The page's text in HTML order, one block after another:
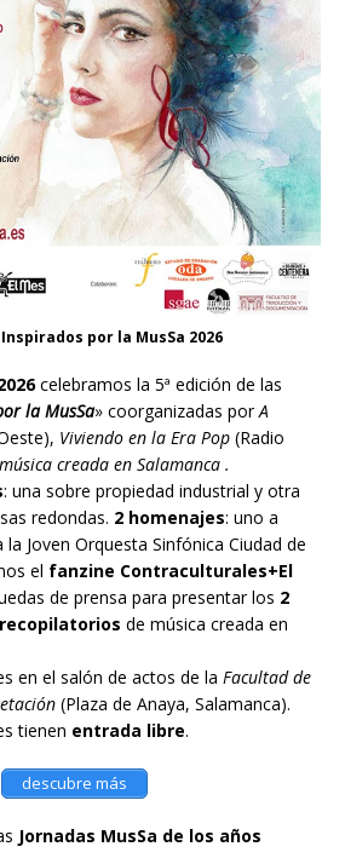
por la MusSa 2026
celebramos la 5ª edición de las
la MusSa» coorganizadas porA
Viviendo en la Era Pop (Radio
creada en Salamanca .
: una sobre propiedad industrial y otra
redondas. 2 homenajes: uno a
Joven Orquesta Sinfónica Ciudad de
el fanzine Contraculturales+El
de prensa para presentar los 2
de música creada en
en el salón de actos de la Facultad de
(Plaza de Anaya, Salamanca).
tienen entrada libre.
descubre más
Jornadas MusSa de los años